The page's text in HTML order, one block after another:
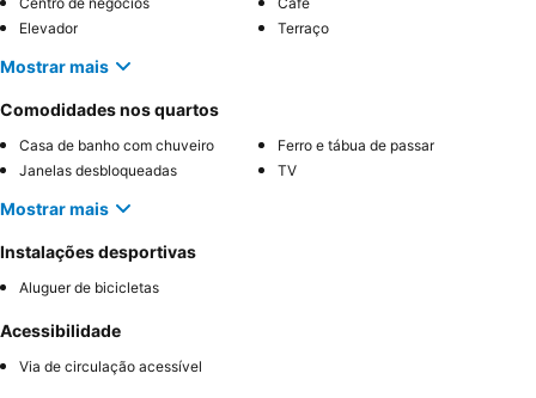
Elevador
Terraço
Mostrar mais
Comodidades nos quartos
Casa de banho com chuveiro
Ferro e tábua de passar
Janelas desbloqueadas
TV
Mostrar mais
Instalações desportivas
Aluguer de bicicletas
Acessibilidade
Via de circulação acessível